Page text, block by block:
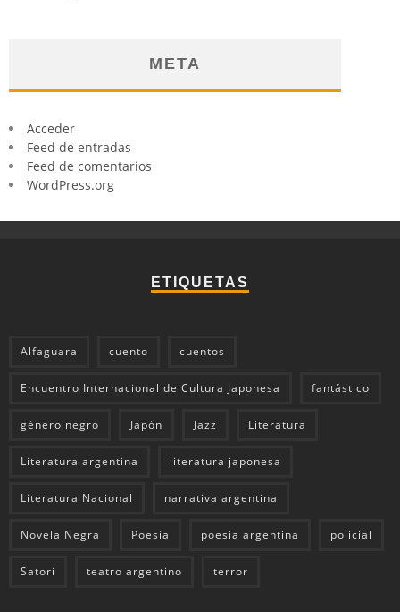
META
Acceder
Feed de entradas
Feed de comentarios
WordPress.org
ETIQUETAS
Alfaguara cuento cuentos
Encuentro Internacional de Cultura Japonesa fantástico
género negro Japón Jazz Literatura
Literatura argentina literatura japonesa
Literatura Nacional narrativa argentina
Novela Negra Poesía poesía argentina policial
Satori teatro argentino terror